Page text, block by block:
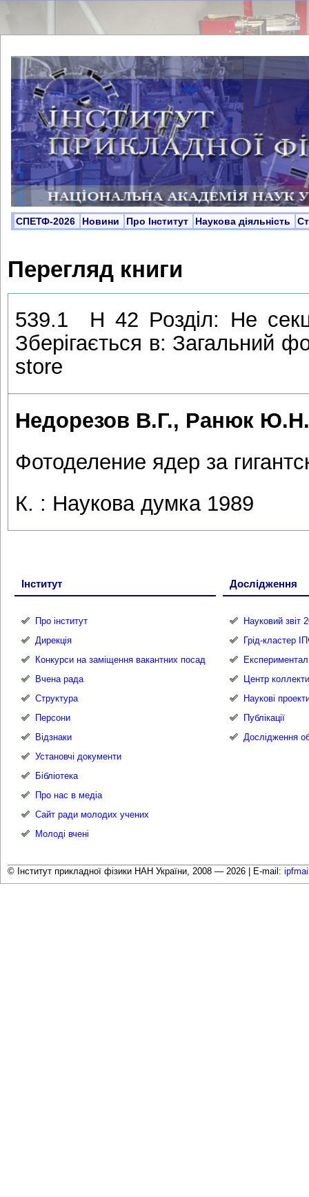
СПЕТФ-2026 Новини Про Інститут Наукова діяльність
Перегляд книги
539.1 Н 42 Розділ: Не
Зберігається в: Загальний
store
Недорезов В.Г., Ранюк Ю.Н.
Фотоделение ядер за
К. : Наукова думка 1989
Інститут
Про інститут
Дирекція
Конкурси на заміщення вакантних посад
Вчена рада
Структура
Персони
Відзнаки
Установчі документи
Бібліотека
Про нас в медіа
Сайт ради молодих учених
Молоді вчені
Дослідження
Науковий звіт
Грід-кластер
Центр
Наукові
Публікації
Дослідження
© Інститут прикладної фізики НАН України, 2008 — 2026 | E-mail: